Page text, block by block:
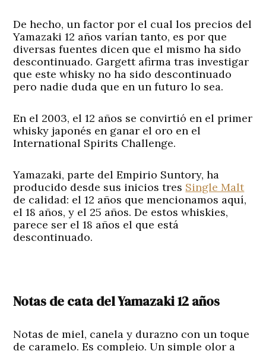
De hecho, un factor por el cual los precios del
Yamazaki 12 años varían tanto, es por que
diversas fuentes dicen que el mismo ha sido
descontinuado. Gargett afirma tras investigar
que este whisky no ha sido descontinuado
pero nadie duda que en un futuro lo sea.
En el 2003, el 12 años se convirtió en el primer
whisky japonés en ganar el oro en el
International Spirits Challenge.
Yamazaki, parte del Empirio Suntory, ha
producido desde sus inicios tres Single Malt
de calidad: el 12 años que mencionamos aquí,
el 18 años, y el 25 años. De estos whiskies,
parece ser el 18 años el que está
descontinuado.
Notas de cata del Yamazaki 12 años
Notas de miel, canela y durazno con un toque
de caramelo. Es complejo. Un simple olor a